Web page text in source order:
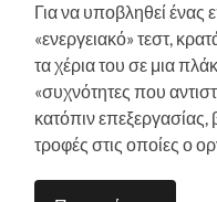
Για να υποβληθεί ένας
«ενεργειακό» τεστ,
τα χέρια του σε μια
«συχνότητες που
κατόπιν επεξεργασίας,
τροφές στις οποίες ο